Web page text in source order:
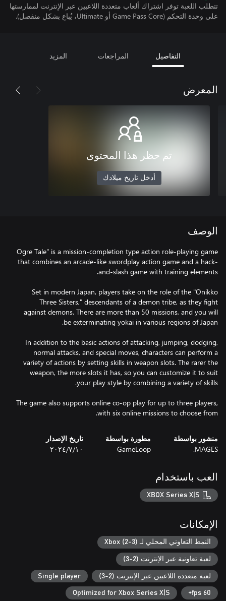
تتطلب اللعبة توفر اشتراك ألعاب متعددة اللاعبين عبر الإنترنت لممارستها
على وحدة التحكم (Game Pass Core أو Ultimate، يُباع بشكل منفصل).
التفاصيل المراجعات المزيد
المعرض
تم حظر هذا المحتوى
أدخل تاريخ ميلادك
الوصف
Ogre Tale" is a mission-completion type action role-playing game
that combines an arcade-like swordplay action game and a hack-
Set in modern Japan, players take on the role of the "Onikko
Three Sisters," descendants of a demon tribe, as they fight
against demons. There are more than 50 missions, and you will
In addition to the basic actions of attacking, jumping, dodging,
normal attacks, and special moves, characters can perform a
variety of actions by setting skills in weapon slots. The rarer the
weapon, the more slots it has, so you can customize it to suit
The game also supports online co-op play for up to three players,
with six online missions to choose from.
منشور بواسطة
MAGES.
مطورة بواسطة
GameLoop
تاريخ الإصدار
١٠‏/٧‏/٢٠٢٤
العب باستخدام
XBOX Series X|S
الإمكانات
النمط التعاوني المحلي لـ Xbox (2-3)
لعبة تعاونية عبر الإنترنت (2-3)
لعبة متعددة اللاعبين عبر الإنترنت (2-3) Single player
60 fps+
Optimized for Xbox Series X|S